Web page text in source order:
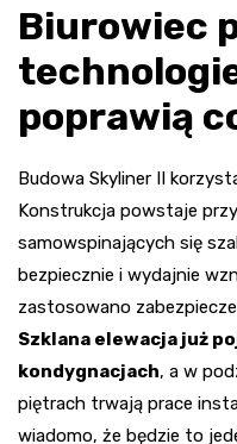
Biurowiec
poprawią
Budowa Skyliner II
Konstrukcja powstaje
samowspinających się
bezpiecznie i wydajnie
zastosowano
Szklana elewacja już
kondygnacjach, a w
piętrach trwają prace
wiadomo, że będzie to